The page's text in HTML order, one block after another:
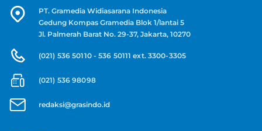
PT. Gramedia Widiasarana Indonesia
Gedung Kompas Gramedia Blok 1/lantai 5
Jl. Palmerah Barat No. 29-37, Jakarta, 10270
(021) 536 50110 - 536 50111 ext. 3300-3305
(021) 536 98098
redaksi@grasindo.id